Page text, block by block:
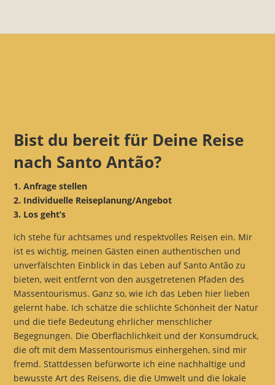
Bist du bereit für Deine Reise
nach Santo Antão?
1. Anfrage stellen
2. Individuelle Reiseplanung/Angebot
3. Los geht’s
Ich stehe für achtsames und respektvolles Reisen ein. Mir
ist es wichtig, meinen Gästen einen authentischen und
unverfälschten Einblick in das Leben auf Santo Antão zu
bieten, weit entfernt von den ausgetretenen Pfaden des
Massentourismus. Ganz so, wie ich das Leben hier lieben
gelernt habe. Ich schätze die schlichte Schönheit der Natur
und die tiefe Bedeutung ehrlicher menschlicher
Begegnungen. Die Oberflächlichkeit und der Konsumdruck,
die oft mit dem Massentourismus einhergehen, sind mir
fremd. Stattdessen befürworte ich eine nachhaltige und
bewusste Art des Reisens, die die Umwelt und die lokale